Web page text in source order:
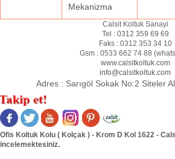
Mekanizma
Calsit Koltuk Sanayi
Tel : 0312 359 69 69
Faks : 0312 353 34 10
Gsm : 0533 662 74 88 (
www.calsitkoltuk.com
info@calsitkoltuk.com
Adres : Sarıgöl Sokak No:2 Siteler
Ofis Koltuk Kolu ( Kolçak ) - Krom D Kol 1622 -
incelemektesiniz.